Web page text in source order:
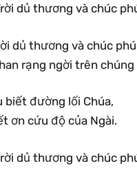
dủ thương và chúc
dủ thương và chúc
rạng ngời trên chúng
biết đường lối Chúa,
ơn cứu độ của Ngài.
dủ thương và chúc